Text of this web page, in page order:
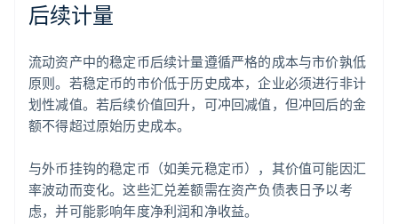
后续计量
流动资产中的稳定币后续计量遵循严格的成本与市价孰低
原则。若稳定币的市价低于历史成本，企业必须进行非计
划性减值。若后续价值回升，可冲回减值，但冲回后的金
额不得超过原始历史成本。
与外币挂钩的稳定币（如美元稳定币），其价值可能因汇
率波动而变化。这些汇兑差额需在资产负债表日予以考
虑，并可能影响年度净利润和净收益。